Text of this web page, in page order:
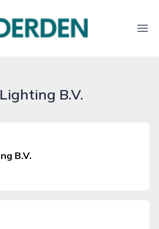
B.V.
B.V.